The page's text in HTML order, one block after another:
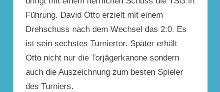
Führung. David Otto erzielt mit einem
Drehschuss nach dem Wechsel das 2:0. Es
ist sein sechstes Turniertor. Später erhält
Otto nicht nur die Torjägerkanone sondern
auch die Auszeichnung zum besten Spieler
des Turniers.